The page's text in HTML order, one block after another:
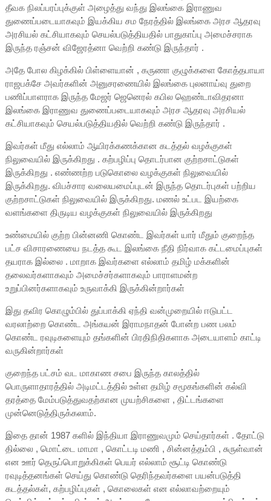
தீவக நிலப்பரப்புக்குள் அழைத்து வந்து இலங்கை இராணுவ
துணைப்படையாகவும் இயக்கிய சம நேரத்தில் இலங்கை அரச ஆதரவு
அரசியல் கட்சியாகவும் செயல்படுத்தியதில் பாதுகாப்பு அமைச்சராக
இருந்த ரஞ்சன் விஜேரத்னா வெற்றி கண்டு இருந்தார் .
அதே போல கிழக்கில் பிள்ளையான் , கருணா குழுக்களை கோத்தபாயா
ராஜபக்சே அவர்களின் அனுசரணையில் இலங்கை புலனாய்வு துறை
பணிப்பாளராக இருந்த மேஜர் ஜெனெரல் கபில ஹெண்டாவிதரனா
இலங்கை இராணுவ துணைப்படையாகவும் அரச ஆதரவு அரசியல்
கட்சியாகவும் செயல்படுத்தியதில் வெற்றி கண்டு இருந்தார் .
இவர்கள் மீது எல்லாம் ஆயிரக்கணக்கான கடத்தல் வழக்குகள்
நிலுவையில் இருக்கிறது . கற்பழிப்பு தொடர்பான குற்றசாட்டுகள்
இருக்கிறது . எண்ணற்ற படுகொலை வழக்குகள் நிலுவையில்
இருக்கிறது. விபச்சார வலையமைப்புடன் இருந்த தொடர்புகள் பற்றிய
குற்றசாட்டுகள் நிலுவையில் இருக்கிறது. மணல் உட்பட இயற்கை
வளங்களை திருடிய வழக்குகள் நிலுவையில் இருக்கிறது
உண்மையில் குற்ற பின்னணி கொண்ட இவர்கள் யார் மீதும் குறைந்த
பட்ச விசாரணையை நடத்த கூட இலங்கை நீதி நிர்வாக கட்டமைப்புகள்
தயராக இல்லை . மாறாக இவர்களை எல்லாம் தமிழ் மக்களின்
தலைவர்களாகவும் அமைச்சர்களாகவும் பாராளமன்ற
உறுப்பினர்களாகவும் உருவாக்கி இருக்கின்றார்கள்
இது தவிர கொழும்பில் துப்பாக்கி ஏந்தி வன்முறையில் ஈடுபட்ட
வரலாற்றை கொண்ட அங்கயன் இராமநாதன் போன்ற பண பலம்
கொண்ட ரவுடிகளையும் தங்களின் பிரதிநிதிகளாக அடையாளம் காட்டி
வருகின்றார்கள்
குறைந்த பட்சம் வட மாகாண சபை இருந்த காலத்தில்
பொருளாதாரத்தில் அடிமட்டத்தில் உள்ள தமிழ் சமூகங்களின் கல்வி
தரத்தை மேம்படுத்துவதற்கான முயற்சிகளை , திட்டங்களை
முன்னெடுத்திருக்கலாம்.
இதை தான் 1987 களில் இந்தியா இராணுவமும் செய்தார்கள் . தோட்டு
தில்லை , மொட்டை மாமா , கொட்டடி மணி , சின்னத்தம்பி , சுருள்வான்
என ஊர் தெருப்பொறுக்கிகள் பெயர் எல்லாம் சூட்டி கொண்டு
ரவுடித்தனங்கள் செய்து கொண்டு தெரிந்தவர்களை பயன்படுத்தி
கடத்தல்கள், கற்பழிப்புகள் , கொலைகள் என எல்லாவற்றையும்